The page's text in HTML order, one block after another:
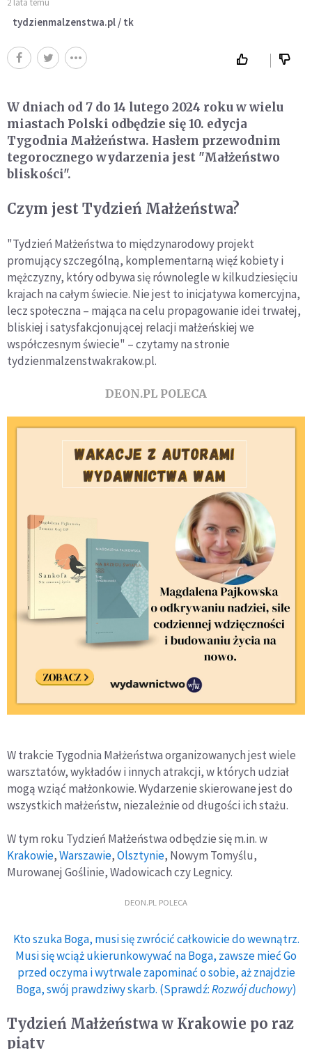
2 lata temu
tydzienmalzenstwa.pl / tk
W dniach od 7 do 14 lutego 2024 roku w wielu
miastach Polski odbędzie się 10. edycja
Tygodnia Małżeństwa. Hasłem przewodnim
tegorocznego wydarzenia jest "Małżeństwo
bliskości".
Czym jest Tydzień Małżeństwa?
"Tydzień Małżeństwa to międzynarodowy projekt
promujący szczególną, komplementarną więź kobiety i
mężczyzny, który odbywa się równolegle w kilkudziesięciu
krajach na całym świecie. Nie jest to inicjatywa komercyjna,
lecz społeczna – mająca na celu propagowanie idei trwałej,
bliskiej i satysfakcjonującej relacji małżeńskiej we
współczesnym świecie" – czytamy na stronie
tydzienmalzenstwakrakow.pl.
DEON.PL POLECA
W trakcie Tygodnia Małżeństwa organizowanych jest wiele
warsztatów, wykładów i innych atrakcji, w których udział
mogą wziąć małżonkowie. Wydarzenie skierowane jest do
wszystkich małżeństw, niezależnie od długości ich stażu.
W tym roku Tydzień Małżeństwa odbędzie się m.in. w
Krakowie,Warszawie,Olsztynie, Nowym Tomyślu,
Murowanej Goślinie, Wadowicach czy Legnicy.
DEON.PL POLECA
Kto szuka Boga, musi się zwrócić całkowicie do wewnątrz.
Musi się wciąż ukierunkowywać na Boga, zawsze mieć Go
przed oczyma i wytrwale zapominać o sobie, aż znajdzie
Boga, swój prawdziwy skarb. (Sprawdź:Rozwój duchowy)
Tydzień Małżeństwa w Krakowie po raz
piąty